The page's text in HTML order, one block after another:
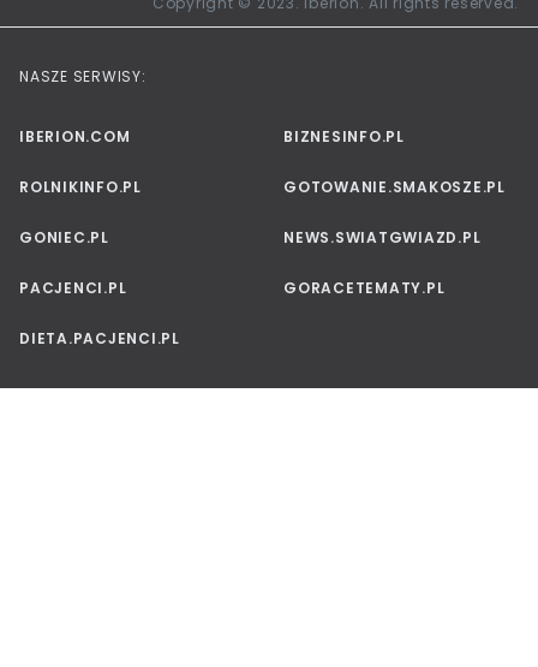
NASZE SERWISY:
IBERION.COM BIZNESINFO.PL
ROLNIKINFO.PL GOTOWANIE.SMAKOSZE.PL
GONIEC.PL NEWS.SWIATGWIAZD.PL
PACJENCI.PL GORACETEMATY.PL
DIETA.PACJENCI.PL